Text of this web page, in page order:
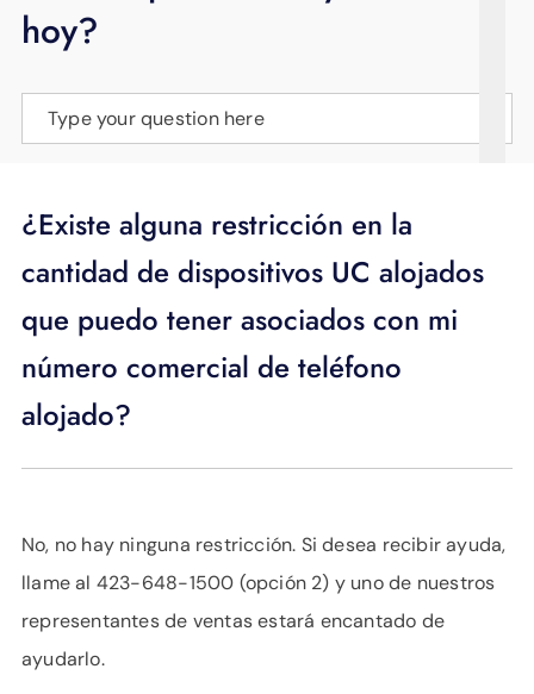
APOYO
hoy?
Type your question here
¿Existe alguna restricción en la
cantidad de dispositivos UC alojados
que puedo tener asociados con mi
número comercial de teléfono
alojado?
No, no hay ninguna restricción. Si desea recibir ayuda,
llame al 423-648-1500 (opción 2) y uno de nuestros
representantes de ventas estará encantado de
ayudarlo.